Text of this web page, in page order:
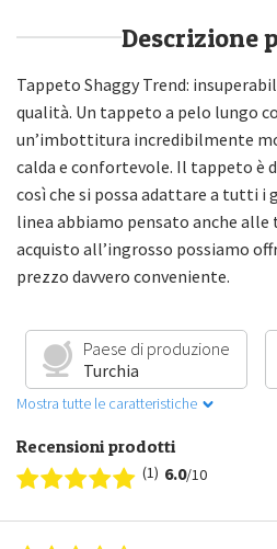
Descrizione
Tappeto Shaggy Trend:
qualità. Un tappeto a pelo lungo
un’imbottitura incredibilmente
calda e confortevole. Il tappeto è
così che si possa adattare a tutti i
linea abbiamo pensato anche alle
acquisto all’ingrosso possiamo
prezzo davvero conveniente.
Paese di produzione
Turchia
Mostra tutte le caratteristiche
Recensioni prodotti
(1) 6.0/10